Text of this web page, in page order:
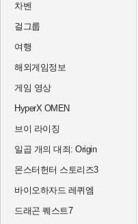
차벤
걸그룹
여행
해외게임정보
게임 영상
HyperX OMEN
브이 라이징
일곱 개의 대죄: Origin
몬스터헌터 스토리즈3
바이오하자드 레퀴엠
드래곤 퀘스트7